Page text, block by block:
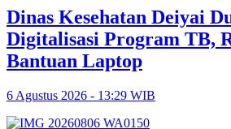
Dinas Kesehatan Deiyai
Digitalisasi Program TB,
Bantuan Laptop
6 Agustus 2026 - 13:29 WIB